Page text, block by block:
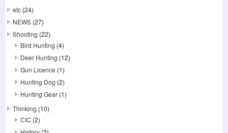
etc (24)
NEWS (27)
Shooting (22)
Bird Hunting (4)
Deer Hunting (12)
Gun Licence (1)
Hunting Dog (2)
Hunting Gear (1)
Thinking (10)
CIC (2)